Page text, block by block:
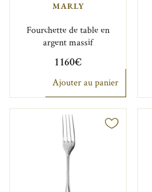
MARLY
Fourchette de table en
argent massif
1 160€
Ajouter au panier